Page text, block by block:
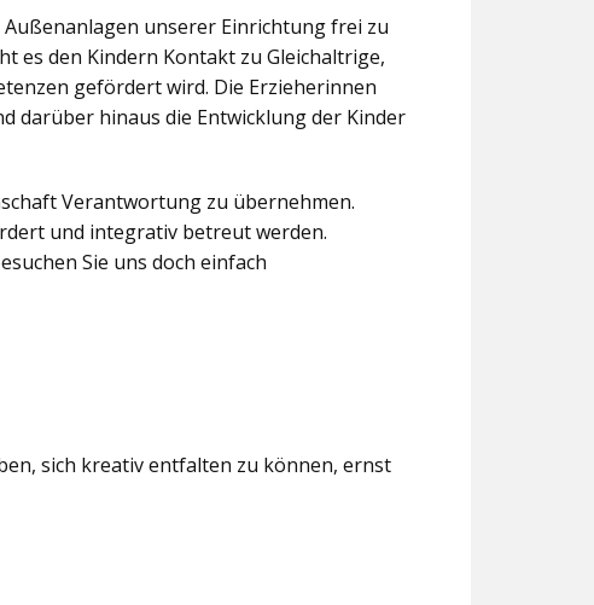
unserer Einrichtung frei zu
es den Kindern Kontakt zu Gleichaltrige,
gefördert wird. Die Erzieherinnen
darüber hinaus die Entwicklung der Kinder
Verantwortung zu übernehmen.
und integrativ betreut werden.
Sie uns doch einfach
sich kreativ entfalten zu können, ernst